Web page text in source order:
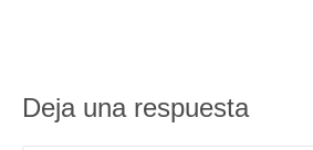
Deja una respuesta